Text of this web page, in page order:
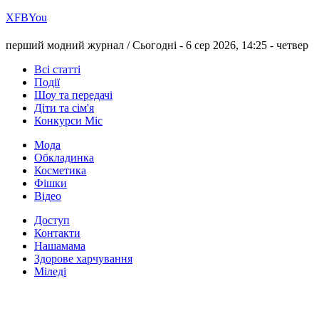
ХFBYou
перший модний журнал /Сьогодні - 6 сер 2026, 14:25 - четвер
Всі статті
Події
Шоу та передачі
Діти та сім'я
Конкурси Міс
Мода
Обкладинка
Косметика
Фішки
Відео
Доступ
Контакти
Нашамама
Здорове харчування
Міледі